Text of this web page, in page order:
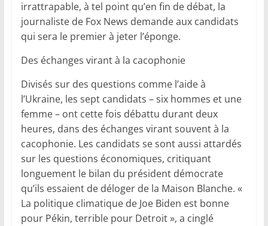
irrattrapable, à tel point qu’en fin de débat, la
journaliste de Fox News demande aux candidats
qui sera le premier à jeter l’éponge.
Des échanges virant à la cacophonie
Divisés sur des questions comme l’aide à
l’Ukraine, les sept candidats – six hommes et une
femme – ont cette fois débattu durant deux
heures, dans des échanges virant souvent à la
cacophonie. Les candidats se sont aussi attardés
sur les questions économiques, critiquant
longuement le bilan du président démocrate
qu’ils essaient de déloger de la Maison Blanche. «
La politique climatique de Joe Biden est bonne
pour Pékin, terrible pour Detroit », a cinglé